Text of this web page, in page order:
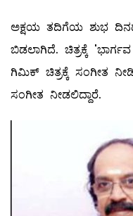
ಅಕ್ಷಯ ತದಿಗೆಯ ಶುಭ
ಬಿಡಲಾಗಿದೆ. ಚಿತ್ರಕ್ಕೆ
ಗಿಮಿಕ್ ಚಿತ್ರಕ್ಕೆ ಸಂಗೀತ
ಸಂಗೀತ ನೀಡಲಿದ್ದಾರೆ.